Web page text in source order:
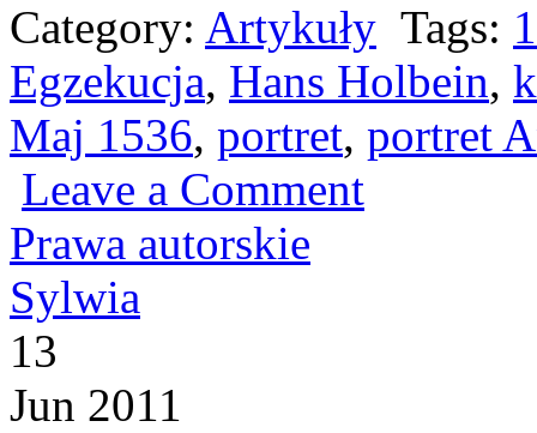
Category: Artykuły Tags:
Egzekucja, Hans Holbein,
Maj 1536, portret, portret
Leave a Comment
Prawa autorskie
Sylwia
13
Jun 2011